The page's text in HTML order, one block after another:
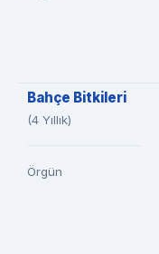
Bahçe Bitkileri
(4 Yıllık)
Örgün